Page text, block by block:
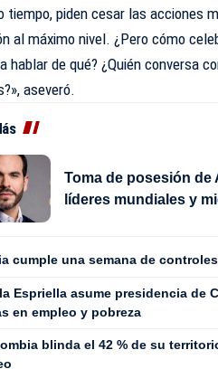
tiempo, piden cesar las acciones
al máximo nivel. ¿Pero cómo
hablar de qué? ¿Quién conversa
aseveró.
Toma de posesión de
líderes mundiales y
cumple una semana de
Espriella asume presidencia de
en empleo y pobreza
blinda el 42 % de su